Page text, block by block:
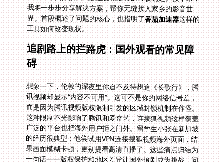
界。首段概述了问题的核心，也指明了番茄加速器这样的
工具如何改变现状。
追剧路上的拦路虎：国外观看的常见障
碍
想象一下，伦敦的深夜里你迫不及待想追《长歌行》，腾
讯视频却显示“内容不可用”。这可不是你的网络信号差，
而是因为腾讯视频版权限制引发的区域封锁机制在作怪。
这种限制不光影响了腾讯和爱奇艺，连搜狐视频这样覆盖
广泛的平台也把海外用户拒之门外。留学生小张在新加坡
的经历很典型：他尝试用VPN连接搜狐视频海外页面，结
果画面模糊卡顿，更别提看高清直播了。这些痛点归结为
一句话——版权保护和地区差异让国外追剧成为挑战。问
题的根源在于服务器IP不被识别，内容价值就藏在打破这